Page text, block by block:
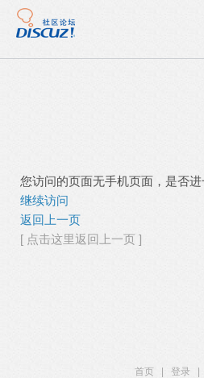
您访问的页面无手机页面，是否进
继续访问
返回上一页
[ 点击这里返回上一页 ]
首页 登录